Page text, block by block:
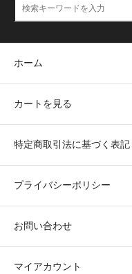
ホーム
カートを見る
特定商取引法に基づく表記
プライバシーポリシー
お問い合わせ
マイアカウント